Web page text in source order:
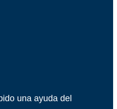
una ayuda del